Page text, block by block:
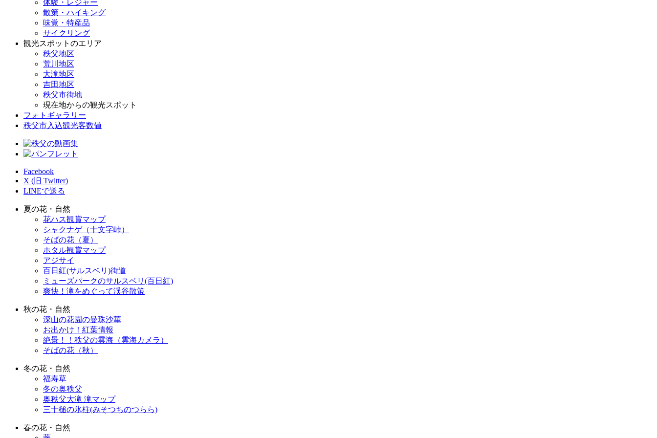
体験・レジャー
散策・ハイキング
味覚・特産品
サイクリング
観光スポットのエリア
秩父地区
荒川地区
大滝地区
吉田地区
秩父市街地
現在地からの観光スポット
フォトギャラリー
秩父市入込観光客数値
Facebook
X (旧 Twitter)
LINEで送る
夏の花・自然
花ハス観賞マップ
シャクナゲ（十文字峠）
そばの花（夏）
ホタル観賞マップ
アジサイ
百日紅(サルスベリ)街道
ミューズパークのサルスベリ(百日紅)
爽快！滝をめぐって渓谷散策
秋の花・自然
深山の花園の曼珠沙華
お出かけ！紅葉情報
絶景！！秩父の雲海（雲海カメラ）
そばの花（秋）
冬の花・自然
福寿草
冬の奥秩父
奥秩父大滝 滝マップ
三十槌の氷柱(みそつちのつらら)
春の花・自然